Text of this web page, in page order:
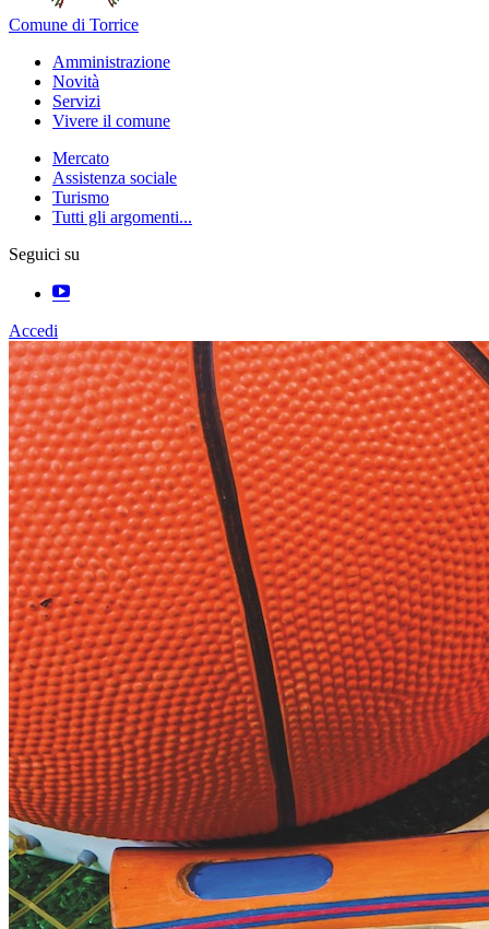
Comune di Torrice
Amministrazione
Novità
Servizi
Vivere il comune
Mercato
Assistenza sociale
Turismo
Tutti gli argomenti...
Seguici su
Accedi